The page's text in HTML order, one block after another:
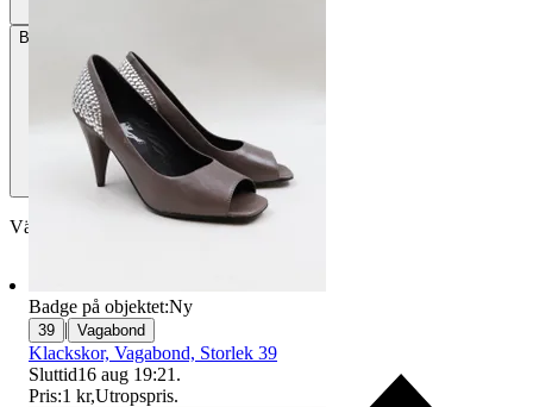
Betalning
Välj till köparskydd
Badge på objektet:Ny
39 | Vagabond
Klackskor, Vagabond, Storlek 39
Sluttid16 aug 19:21 .
Pris:1 kr,Utropspris.